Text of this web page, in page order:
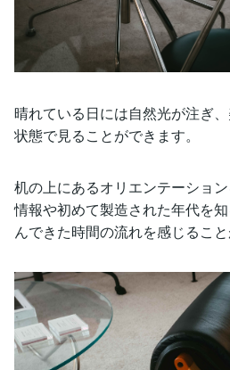
晴れている日には自然光が注ぎ
状態で見ることができます。
机の上にあるオリエンテーショ
情報や初めて製造された年代を
んできた時間の流れを感じること